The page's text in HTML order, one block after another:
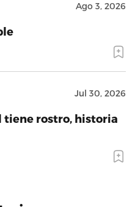
Ago 3, 2026
Jul 30, 2026
tiene rostro, historia